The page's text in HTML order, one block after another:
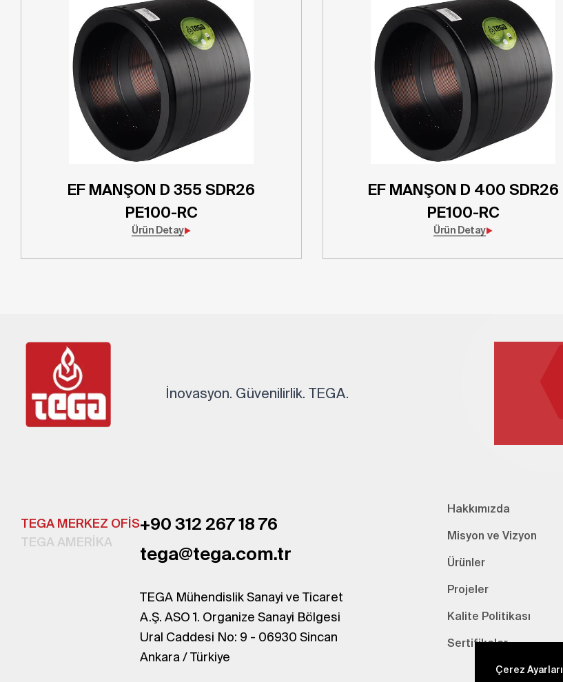
EF MANŞON D 355 SDR26
PE100-RC
Ürün Detay
EF MANŞON D 400 SDR26
PE100-RC
Ürün Detay
İnovasyon. Güvenilirlik. TEGA.
TEGA MERKEZ OFİS
TEGA AMERİKA
+90 312 267 18 76
tega@tega.com.tr
TEGA Mühendislik Sanayi ve Ticaret
A.Ş. ASO 1. Organize Sanayi Bölgesi
Ural Caddesi No: 9 - 06930 Sincan
Ankara / Türkiye
Hakkımızda
Misyon ve Vizyon
Ürünler
Projeler
Kalite Politikası
Sertifikalar
Çerez Ayarları